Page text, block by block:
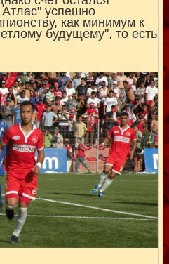
успешно
как минимум к
будущему", то есть